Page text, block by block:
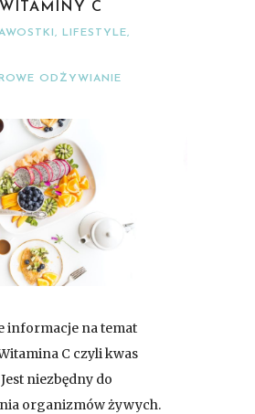
WITAMINY C
, LIFESTYLE,
ODŻYWIANIE
informacje na temat
C czyli kwas
niezbędny do
organizmów żywych.